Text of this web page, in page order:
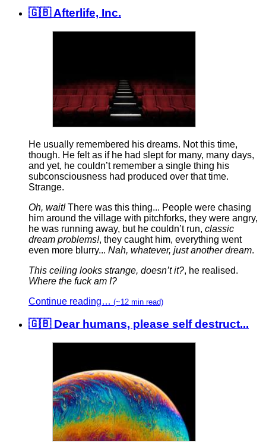
🇬🇧 Afterlife, Inc.
He usually remembered his dreams. Not this time,
though. He felt as if he had slept for many, many days,
and yet, he couldn’t remember a single thing his
subconsciousness had produced over that time.
Strange.
Oh, wait!There was this thing... People were chasing
him around the village with pitchforks, they were angry,
he was running away, but he couldn’t run, classic
dream problems!, they caught him, everything went
even more blurry... Nah, whatever, just another dream.
This ceiling looks strange, doesn’t it?, he realised.
Where the fuck am I?
Continue reading… (~12 min read)
🇬🇧 Dear humans, please self destruct...